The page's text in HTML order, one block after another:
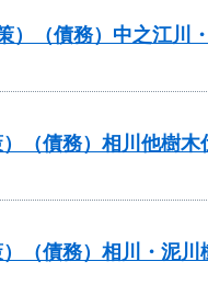
）（債務）中之江川
（債務）相川他樹木
（債務）相川・泥川